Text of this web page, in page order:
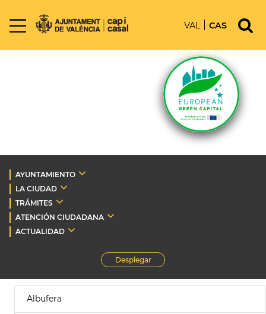
VAL CAS
AYUNTAMIENTO
LA CIUDAD
TRÁMITES
ATENCIÓN CIUDADANA
ACTUALIDAD
Desplegar
Albufera